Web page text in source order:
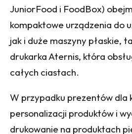
JuniorFood i FoodBox)
kompaktowe urządzenia do
jak i duże maszyny płaskie,
drukarka Aternis, która
całych ciastach.
W przypadku prezentów dla
personalizacji produktów i
drukowanie na produktach